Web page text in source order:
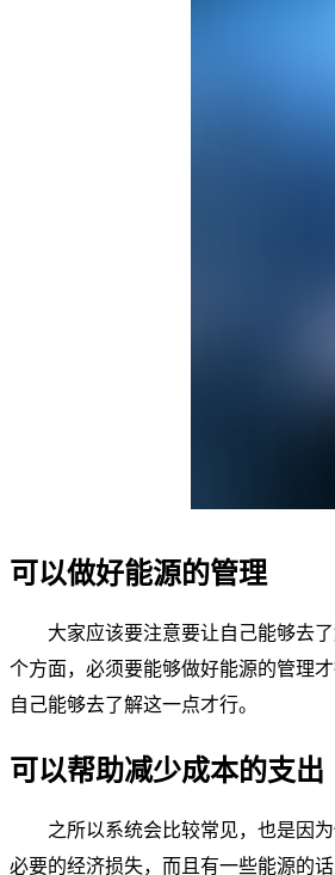
可以做好能源的管理
大家应该要注意要让自己能够去
个方面，必须要能够做好能源的管理
自己能够去了解这一点才行。
可以帮助减少成本的支出
之所以系统会比较常见，也是因
必要的经济损失，而且有一些能源的